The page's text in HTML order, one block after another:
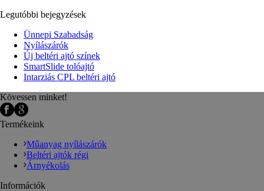
Legutóbbi bejegyzések
Ünnepi Szabadság
Nyílászárók
Új beltéri ajtó színek
SmartSlide tolóajtó
Intarziás CPL beltéri ajtó
Kövessen minket!
Termékeink
Műanyag nyílászárók
Beltéri ajtók régi
Árnyékolás
Információk